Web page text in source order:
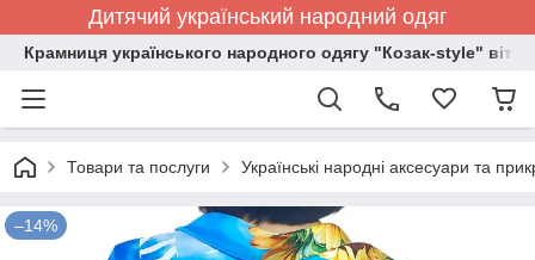
Дитячий український народний одяг
Крамниця українського народного одягу "Козак-style"
Товари та послуги Українські народні аксесуари та
–14%